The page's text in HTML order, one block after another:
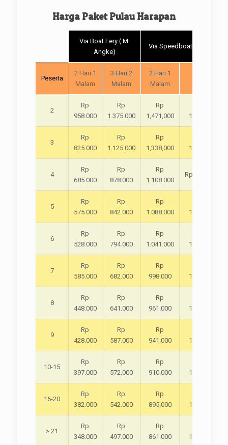
Harga Paket Pulau Harapan
Via Boat Fery ( M.
Angke)
Via Speedboat ( ancol )
Peserta
2 Hari 1
Malam
3 Hari 2
Malam
2 Hari 1
Malam
3 Hari 2
2
Rp
958.000
Rp
1.375.000
Rp
1,471,000
1,888,000
3
Rp
825.000
Rp
1.125.000
Rp
1,338,000
1.638.000
4
Rp
685.000
Rp
878.000
Rp
1.108.000
Rp1.391.000
5
Rp
575.000
Rp
842.000
Rp
1.088.000
1.355.000
6
Rp
528.000
Rp
794.000
Rp
1.041.000
1.307.000
7
Rp
585.000
Rp
682.000
Rp
998.000
1.195.000
8
Rp
448.000
Rp
641.000
Rp
961.000
1.154.000
9
Rp
428.000
Rp
587.000
Rp
941.000
1.100.000
10-15
Rp
397.000
Rp
572.000
Rp
910.000
1.085.000
16-20
Rp
382.000
Rp
542.000
Rp
895.000
1.055.000
> 21
Rp
348.000
Rp
497.000
Rp
861.000
1.010.000